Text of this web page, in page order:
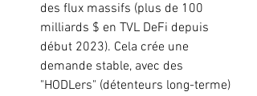
des flux massifs (plus de 100
milliards $ en TVL DeFi depuis
début 2023). Cela crée une
demande stable, avec des
"HODLers" (détenteurs long-terme)